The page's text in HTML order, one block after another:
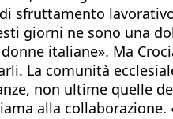
sfruttamento
giorni ne sono una
italiane». Ma
La comunità
non ultime quelle
alla